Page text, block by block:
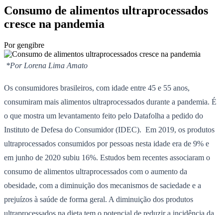
Consumo de alimentos ultraprocessados
cresce na pandemia
Por gengibre
*Por Lorena Lima Amato
Os consumidores brasileiros, com idade entre 45 e 55 anos,
consumiram mais alimentos ultraprocessados durante a pandemia. É
o que mostra um levantamento feito pelo Datafolha a pedido do
Instituto de Defesa do Consumidor (IDEC). Em 2019, os produtos
ultraprocessados consumidos por pessoas nesta idade era de 9% e
em junho de 2020 subiu 16%. Estudos bem recentes associaram o
consumo de alimentos ultraprocessados com o aumento da
obesidade, com a diminuição dos mecanismos de saciedade e a
prejuízos à saúde de forma geral. A diminuição dos produtos